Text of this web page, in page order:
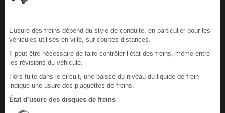
L’usure des freins dépend du style de conduite, en particulier pour les
véhicules utilisés en ville, sur courtes distances.
Il peut être nécessaire de faire contrôler l’état des freins, même entre
les révisions du véhicule.
Hors fuite dans le circuit, une baisse du niveau du liquide de frein
indique une usure des plaquettes de freins.
État d’usure des disques de freins